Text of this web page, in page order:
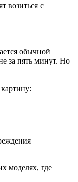
возиться с
обычной
за пять минут. Но
моделях, где